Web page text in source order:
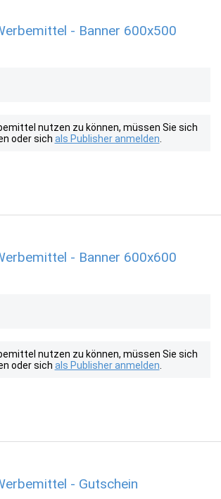
- Banner 600x500
nutzen zu können, müssen Sie sich
oder sich als Publisher anmelden
- Banner 600x600
nutzen zu können, müssen Sie sich
oder sich als Publisher anmelden
- Gutschein